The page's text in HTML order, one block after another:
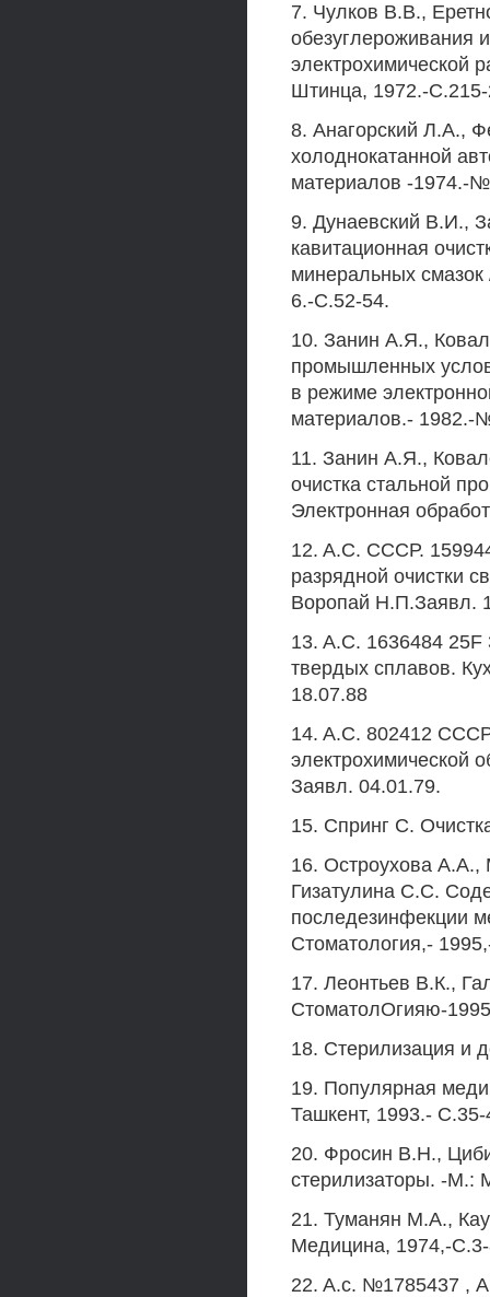
7. Чулков В.В.,
обезуглероживания
электрохимической
Штинца, 1972.-
8. Анагорский Л.А.,
холоднокатанной
материалов -1974.-
9. Дунаевский В.И.,
кавитационная
минеральных
6.-С.52-54.
10. Занин А.Я.,
промышленных
в режиме
материалов.- 1982.-
11. Занин А.Я.,
очистка стальной
Электронная
12. A.C. СССР.
разрядной очистки
Воропай Н.П.Заявл.
13. A.C. 1636484
твердых сплавов.
18.07.88
14. A.C. 802412
электрохимической
Заявл. 04.01.79.
15. Спринг С.
16. Остроухова
Гизатулина С.С.
последезинфекции
Стоматология,-
17. Леонтьев В.К.,
СтоматолОгияю-
18. Стерилизация и
19. Популярная
Ташкент, 1993.- С.35-
20. Фросин В.Н.,
стерилизаторы. -М.:
21. Туманян М.А.,
Медицина, 1974,-
22. A.c. №1785437 ,